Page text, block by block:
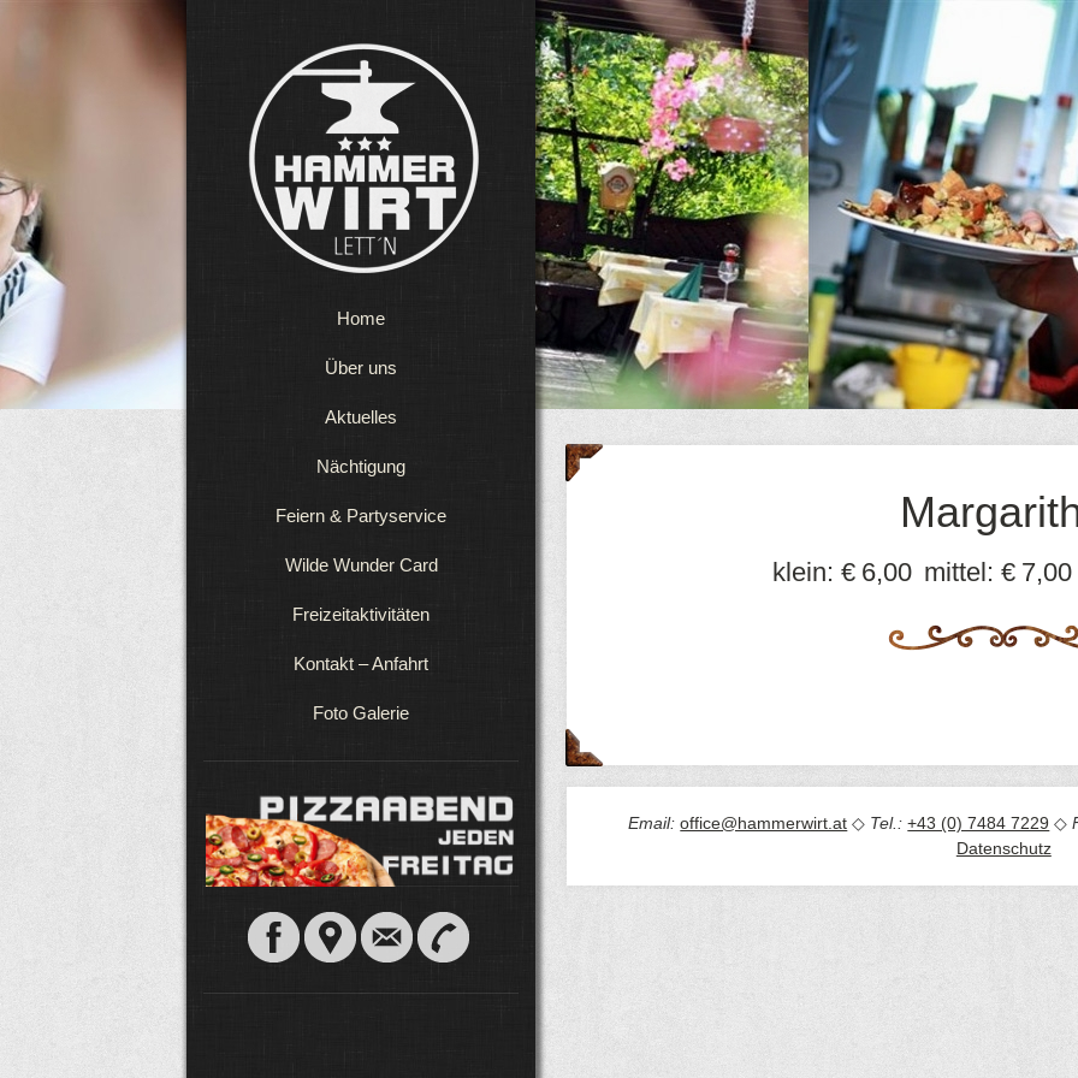
Home
Über uns
Aktuelles
Nächtigung
Feiern & Partyservice
Wilde Wunder Card
Freizeitaktivitäten
Kontakt – Anfahrt
Foto Galerie
klein:€ 6,00 mittel:€ 7,00
Email: office@hammerwirt.at ◇ Tel.: +43 (0) 7484 7229 ◇
Datenschutz